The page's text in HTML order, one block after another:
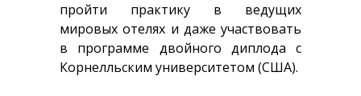
пройти практику в ведущих
мировых отелях и даже участвовать
в программе двойного диплода с
Корнелльским университетом (США).